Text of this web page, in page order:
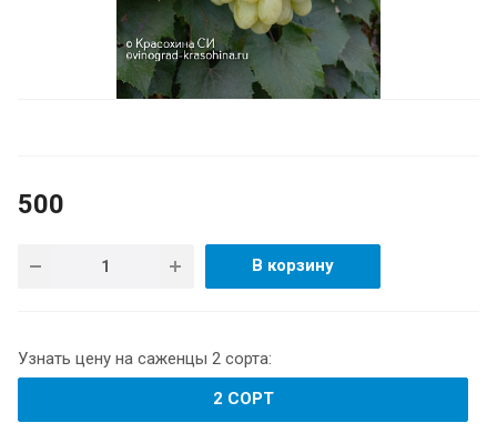
500
В корзину
Узнать цену на саженцы 2 сорта:
2 СОРТ